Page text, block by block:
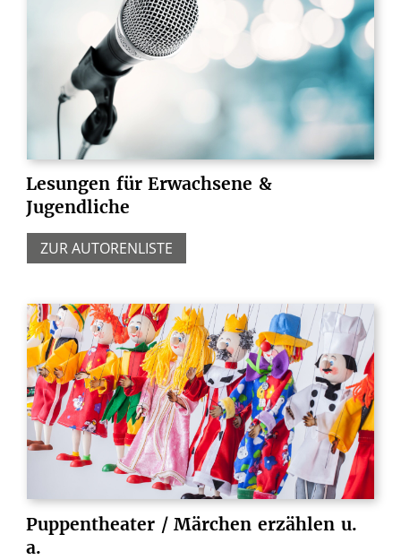
Lesungen für Erwachsene &
Jugendliche
ZUR AUTORENLISTE
Puppentheater / Märchen erzählen u.
a.